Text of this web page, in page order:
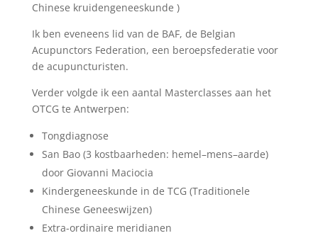
Chinese kruidengeneeskunde )
Ik ben eveneens lid van de BAF, de Belgian
Acupunctors Federation, een beroepsfederatie voor
de acupuncturisten.
Verder volgde ik een aantal Masterclasses aan het
OTCG te Antwerpen:
Tongdiagnose
San Bao (3 kostbaarheden: hemel–mens–aarde)
door Giovanni Maciocia
Kindergeneeskunde in de TCG (Traditionele
Chinese Geneeswijzen)
Extra-ordinaire meridianen